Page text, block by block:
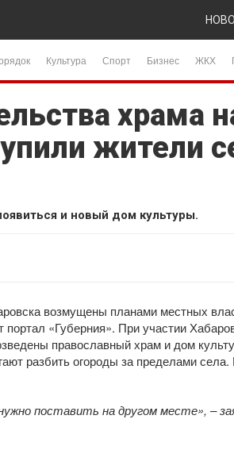
Культура Спорт Бизнес ЖКХ
храма
жители
и новый дом культуры.
возмущены планами местных
«Губерния». При участии
православный храм и дом
разбить огороды за пределами
поставить на другом месте», –